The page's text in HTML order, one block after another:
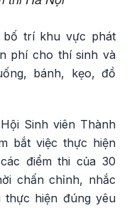
bố trí khu vực phát
phí cho thí sinh và
bánh, kẹo, đồ
Sinh viên Thành
bắt việc thực hiện
điểm thi của 30
chấn chỉnh, nhắc
thực hiện đúng yêu